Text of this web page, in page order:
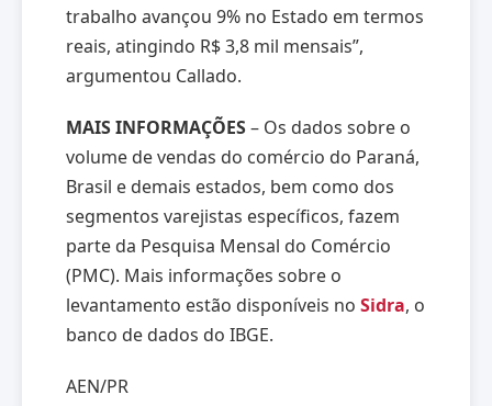
trabalho avançou 9% no Estado em termos
reais, atingindo R$ 3,8 mil mensais”,
argumentou Callado.
MAIS INFORMAÇÕES– Os dados sobre o
volume de vendas do comércio do Paraná,
Brasil e demais estados, bem como dos
segmentos varejistas específicos, fazem
parte da Pesquisa Mensal do Comércio
(PMC). Mais informações sobre o
levantamento estão disponíveis no Sidra, o
banco de dados do IBGE.
AEN/PR